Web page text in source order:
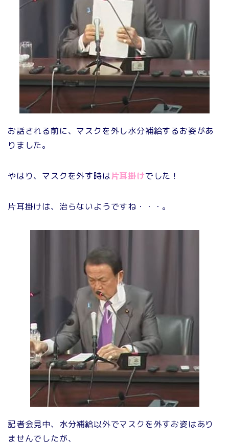
お話される前に、マスクを外し水分補給するお姿があ
りました。
やはり、マスクを外す時は片耳掛けでした！
片耳掛けは、治らないようですね・・・。
記者会見中、水分補給以外でマスクを外すお姿はあり
ませんでしたが、